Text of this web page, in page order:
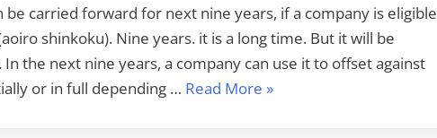
forward
be carried forward for next nine years, if a company is eligible
shinkoku). Nine years. it is a long time. But it will be
the next nine years, a company can use it to offset against
or in full depending … Read More “Operating
»